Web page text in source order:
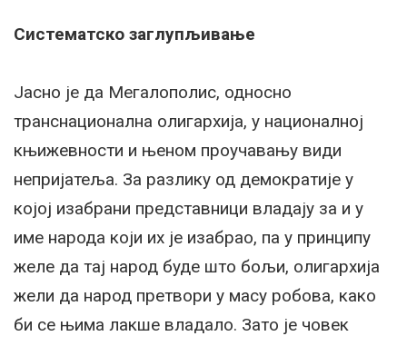
Систематско заглупљивање
Јасно је да Мегалополис, односно
транснационална олигархија, у националној
књижевности и њеном проучавању види
непријатеља. За разлику од демократије у
којој изабрани представници владају за и у
име народа који их је изабрао, па у принципу
желе да тај народ буде што бољи, олигархија
жели да народ претвори у масу робова, како
би се њима лакше владало. Зато је човек